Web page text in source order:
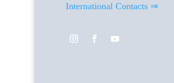
International Contacts ⇒